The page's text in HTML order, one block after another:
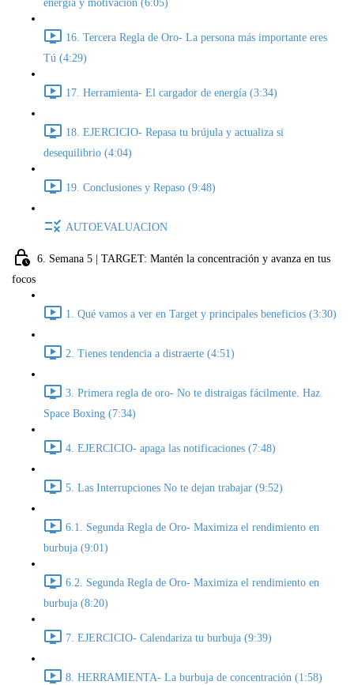
energía y motivación (6:05)
16. Tercera Regla de Oro- La persona más importante eres
Tú (4:29)
17. Herramienta- El cargador de energía (3:34)
18. EJERCICIO- Repasa tu brújula y actualiza si
desequilibrio (4:04)
19. Conclusiones y Repaso (9:48)
AUTOEVALUACION
6. Semana 5 | TARGET: Mantén la concentración y avanza en tus
focos
1. Qué vamos a ver en Target y principales beneficios (3:30)
2. Tienes tendencia a distraerte (4:51)
3. Primera regla de oro- No te distraigas fácilmente. Haz
Space Boxing (7:34)
4. EJERCICIO- apaga las notificaciones (7:48)
5. Las Interrupciones No te dejan trabajar (9:52)
6.1. Segunda Regla de Oro- Maximiza el rendimiento en
burbuja (9:01)
6.2. Segunda Regla de Oro- Maximiza el rendimiento en
burbuja (8:20)
7. EJERCICIO- Calendariza tu burbuja (9:39)
8. HERRAMIENTA- La burbuja de concentración (1:58)